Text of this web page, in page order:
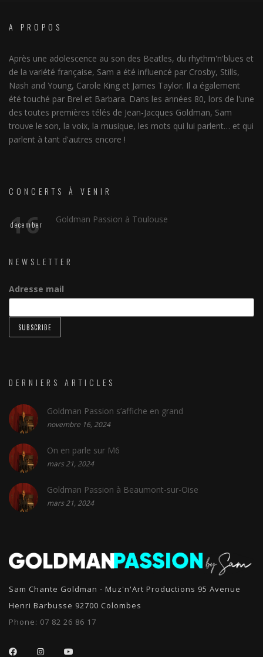
A PROPOS
Après une adolescence au son des Beatles, du rhythm'n'blues et
de la variété française, Sam a été influencé par Crosby, Stills,
Nash and Young, Carole King et James Taylor. Il a également
été touché par Brel et Barbara. Dans les années 80, lors de l'une
des toutes premières télés de Jean-Jacques Goldman, Sam
trouve le son, la voix, la musique, les mots qui lui parlent… et qui
parlent à tant d'autres encore !
CONCERTS À VENIR
16
december Goldman Passion à Toulouse
NEWSLETTER
Adresse mail
DERNIERS ARTICLES
Goldman Passion s’affiche en grand
novembre 16, 2024
On en parle sur M6
mars 21, 2024
Goldman Passion à Beaumont-sur-Oise
mars 21, 2024
Sam Chante Goldman - Muz'n'Art Productions 95 Avenue
Henri Barbusse 92700 Colombes
Phone: 07 82 26 86 17